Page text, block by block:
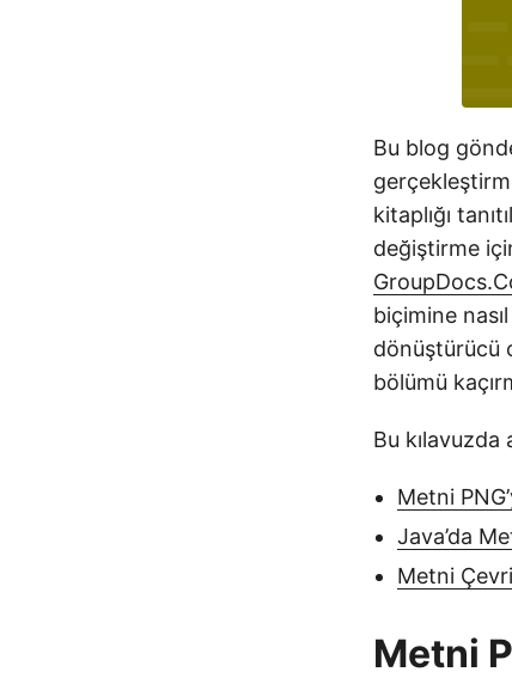
Bu blog
kitaplığı
değiştirme
biçimine
dönüştürücü
bölümü
Bu kılavuzda
Metni
Java’da
Metni
Metni